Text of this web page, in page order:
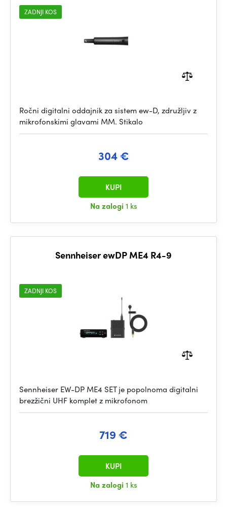
ZADNJI KOS
Ročni digitalni oddajnik za sistem ew-D, združljiv z
mikrofonskimi glavami MM. Stikalo
304 €
Na zalogi 1 ks
KUPI
Sennheiser ewDP ME4 R4-9
ZADNJI KOS
Sennheiser EW-DP ME4 SET je popolnoma digitalni
brezžični UHF komplet z mikrofonom
719 €
Na zalogi 1 ks
KUPI